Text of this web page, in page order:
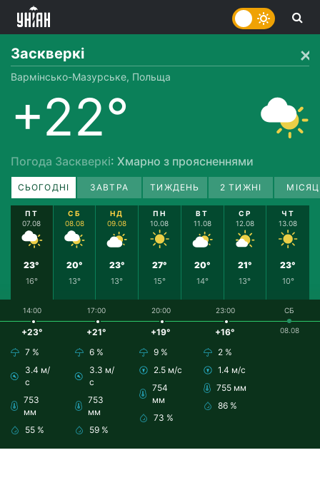
Заскверкі
Вармінсько-Мазурське, Польща
+22°
Погода Заскверкі: Хмарно з проясненнями
СЬОГОДНІ ЗАВТРА ТИЖДЕНЬ 2 ТИЖНІ
ПТ
07.08
23°
16°
СБ
08.08
20°
13°
НД
09.08
23°
13°
ПН
10.08
27°
15°
ВТ
11.08
20°
14°
СР
12.08
21°
13°
ЧТ
13.08
23°
10°
14:00
+23°
7 %
3.4 м/
с
753
мм
55 %
17:00
+21°
6 %
3.3 м/
с
753
мм
59 %
20:00
+19°
9 %
2.5 м/с
754
мм
73 %
23:00
+16°
2 %
1.4 м/с
755 мм
86 %
СБ
08.08